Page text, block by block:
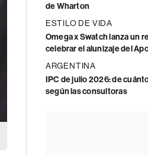
de Wharton
ESTILO DE VIDA
Omega x Swatch lanza un
celebrar el alunizaje del
ARGENTINA
IPC de julio 2026: de
según las consultoras